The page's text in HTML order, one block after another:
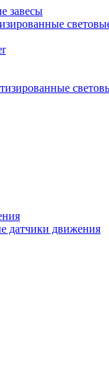
завесы
датчики движения